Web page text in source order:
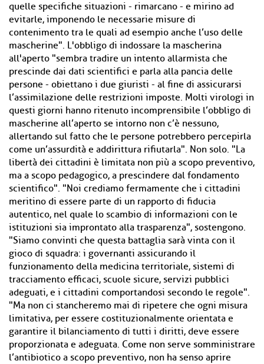
quelle specifiche situazioni - rimarcano - e mirino ad
evitarle, imponendo le necessarie misure di
contenimento tra le quali ad esempio anche l’uso delle
mascherine". L'obbligo di indossare la mascherina
all'aperto "sembra tradire un intento allarmista che
prescinde dai dati scientifici e parla alla pancia delle
persone - obiettano i due giuristi - al fine di assicurarsi
l’assimilazione delle restrizioni imposte. Molti virologi in
questi giorni hanno ritenuto incomprensibile l’obbligo di
mascherine all’aperto se intorno non c’è nessuno,
allertando sul fatto che le persone potrebbero percepirla
come un’assurdità e addirittura rifiutarla". Non solo. "La
libertà dei cittadini è limitata non più a scopo preventivo,
ma a scopo pedagogico, a prescindere dal fondamento
scientifico". "Noi crediamo fermamente che i cittadini
meritino di essere parte di un rapporto di fiducia
autentico, nel quale lo scambio di informazioni con le
istituzioni sia improntato alla trasparenza", sostengono.
"Siamo convinti che questa battaglia sarà vinta con il
gioco di squadra: i governanti assicurando il
funzionamento della medicina territoriale, sistemi di
tracciamento efficaci, scuole sicure, servizi pubblici
adeguati, e i cittadini comportandosi secondo le regole".
"Ma non ci stancheremo mai di ripetere che ogni misura
limitativa, per essere costituzionalmente orientata e
garantire il bilanciamento di tutti i diritti, deve essere
proporzionata e adeguata. Come non serve somministrare
l’antibiotico a scopo preventivo, non ha senso aprire